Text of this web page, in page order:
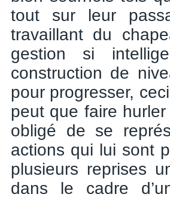
tout sur leur
travaillant du
gestion si
construction de
pour progresser,
peut que faire
obligé de se
actions qui lui sont
plusieurs reprises
dans le cadre